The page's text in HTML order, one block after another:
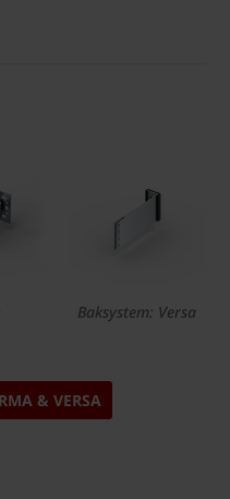
Baksystem: Versa
& VERSA